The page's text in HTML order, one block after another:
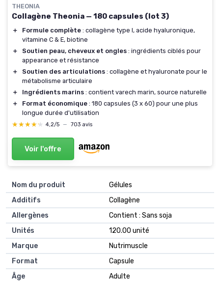
THEONIA
Collagène Theonia — 180 capsules (lot 3)
＋ Formule complète : collagène type I, acide hyaluronique,
vitamine C & E, biotine
＋
Soutien peau, cheveux et ongles : ingrédients ciblés pour
appearance et résistance
＋
Soutien des articulations : collagène et hyaluronate pour le
métabolisme articulaire
＋
Ingrédients marins : contient varech marin, source naturelle
＋
Format économique : 180 capsules (3 x 60) pour une plus
longue durée d'utilisation
★★★★★
★★★★★ 4,2/5 — 703 avis
Voir l'offre
Nom du produit
‎Gélules
Additifs
‎Collagène
Allergènes
‎Contient : Sans soja
Unités
‎120.00 unité
Marque
‎Nutrimuscle
Format
‎Capsule
Âge
‎Adulte